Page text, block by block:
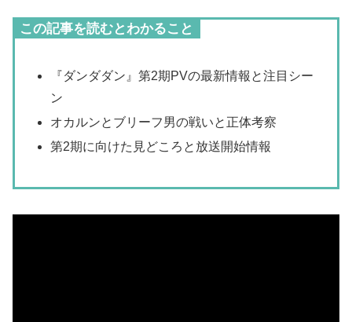
この記事を読むとわかること
『ダンダダン』第2期PVの最新情報と注目シー
ン
オカルンとブリーフ男の戦いと正体考察
第2期に向けた見どころと放送開始情報